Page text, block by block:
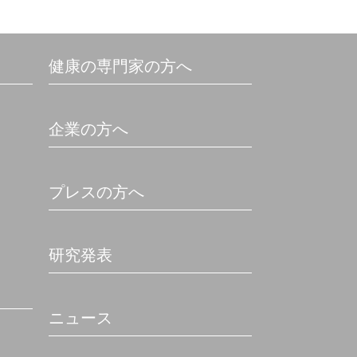
健康の専門家の方へ
企業の方へ
プレスの方へ
研究発表
ニュース